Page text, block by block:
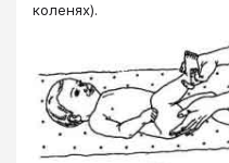
коленях).